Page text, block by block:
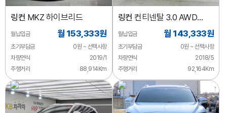
링컨 MKZ 하이브리드
월납입금 월 153,333원
초기부담금
0원 ~ 선택사항
차량연식
2019/1
주행거리
88,914Km
링컨 컨티넨탈 3.0 AWD
프레지덴셜
월납입금 월 143,333원
초기부담금
0원 ~ 선택사항
차량연식
2018/5
주행거리
92,164Km